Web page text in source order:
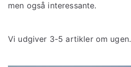
men også interessante.
Vi udgiver 3-5 artikler om ugen.